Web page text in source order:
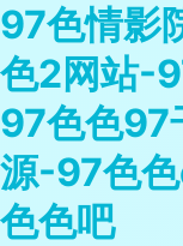
97色情影
色2网站-
97色色
源-97色
色色吧